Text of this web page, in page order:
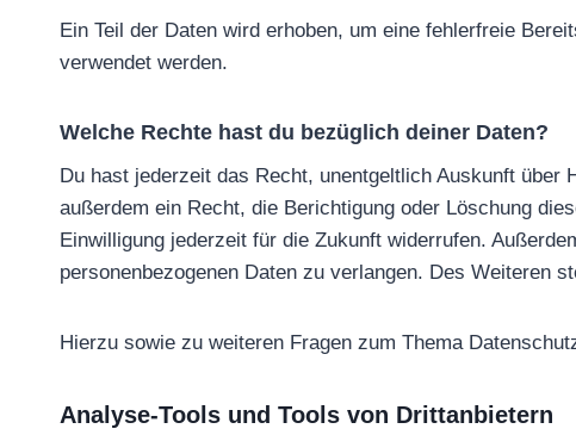
Ein Teil der Daten wird erhoben, um eine fehlerfreie
verwendet werden.
Welche Rechte hast du bezüglich deiner Daten?
Du hast jederzeit das Recht, unentgeltlich Auskunft über
außerdem ein Recht, die Berichtigung oder Löschung
Einwilligung jederzeit für die Zukunft widerrufen.
personenbezogenen Daten zu verlangen. Des Weiteren
Hierzu sowie zu weiteren Fragen zum Thema
Analyse-Tools und Tools von Drittanbietern